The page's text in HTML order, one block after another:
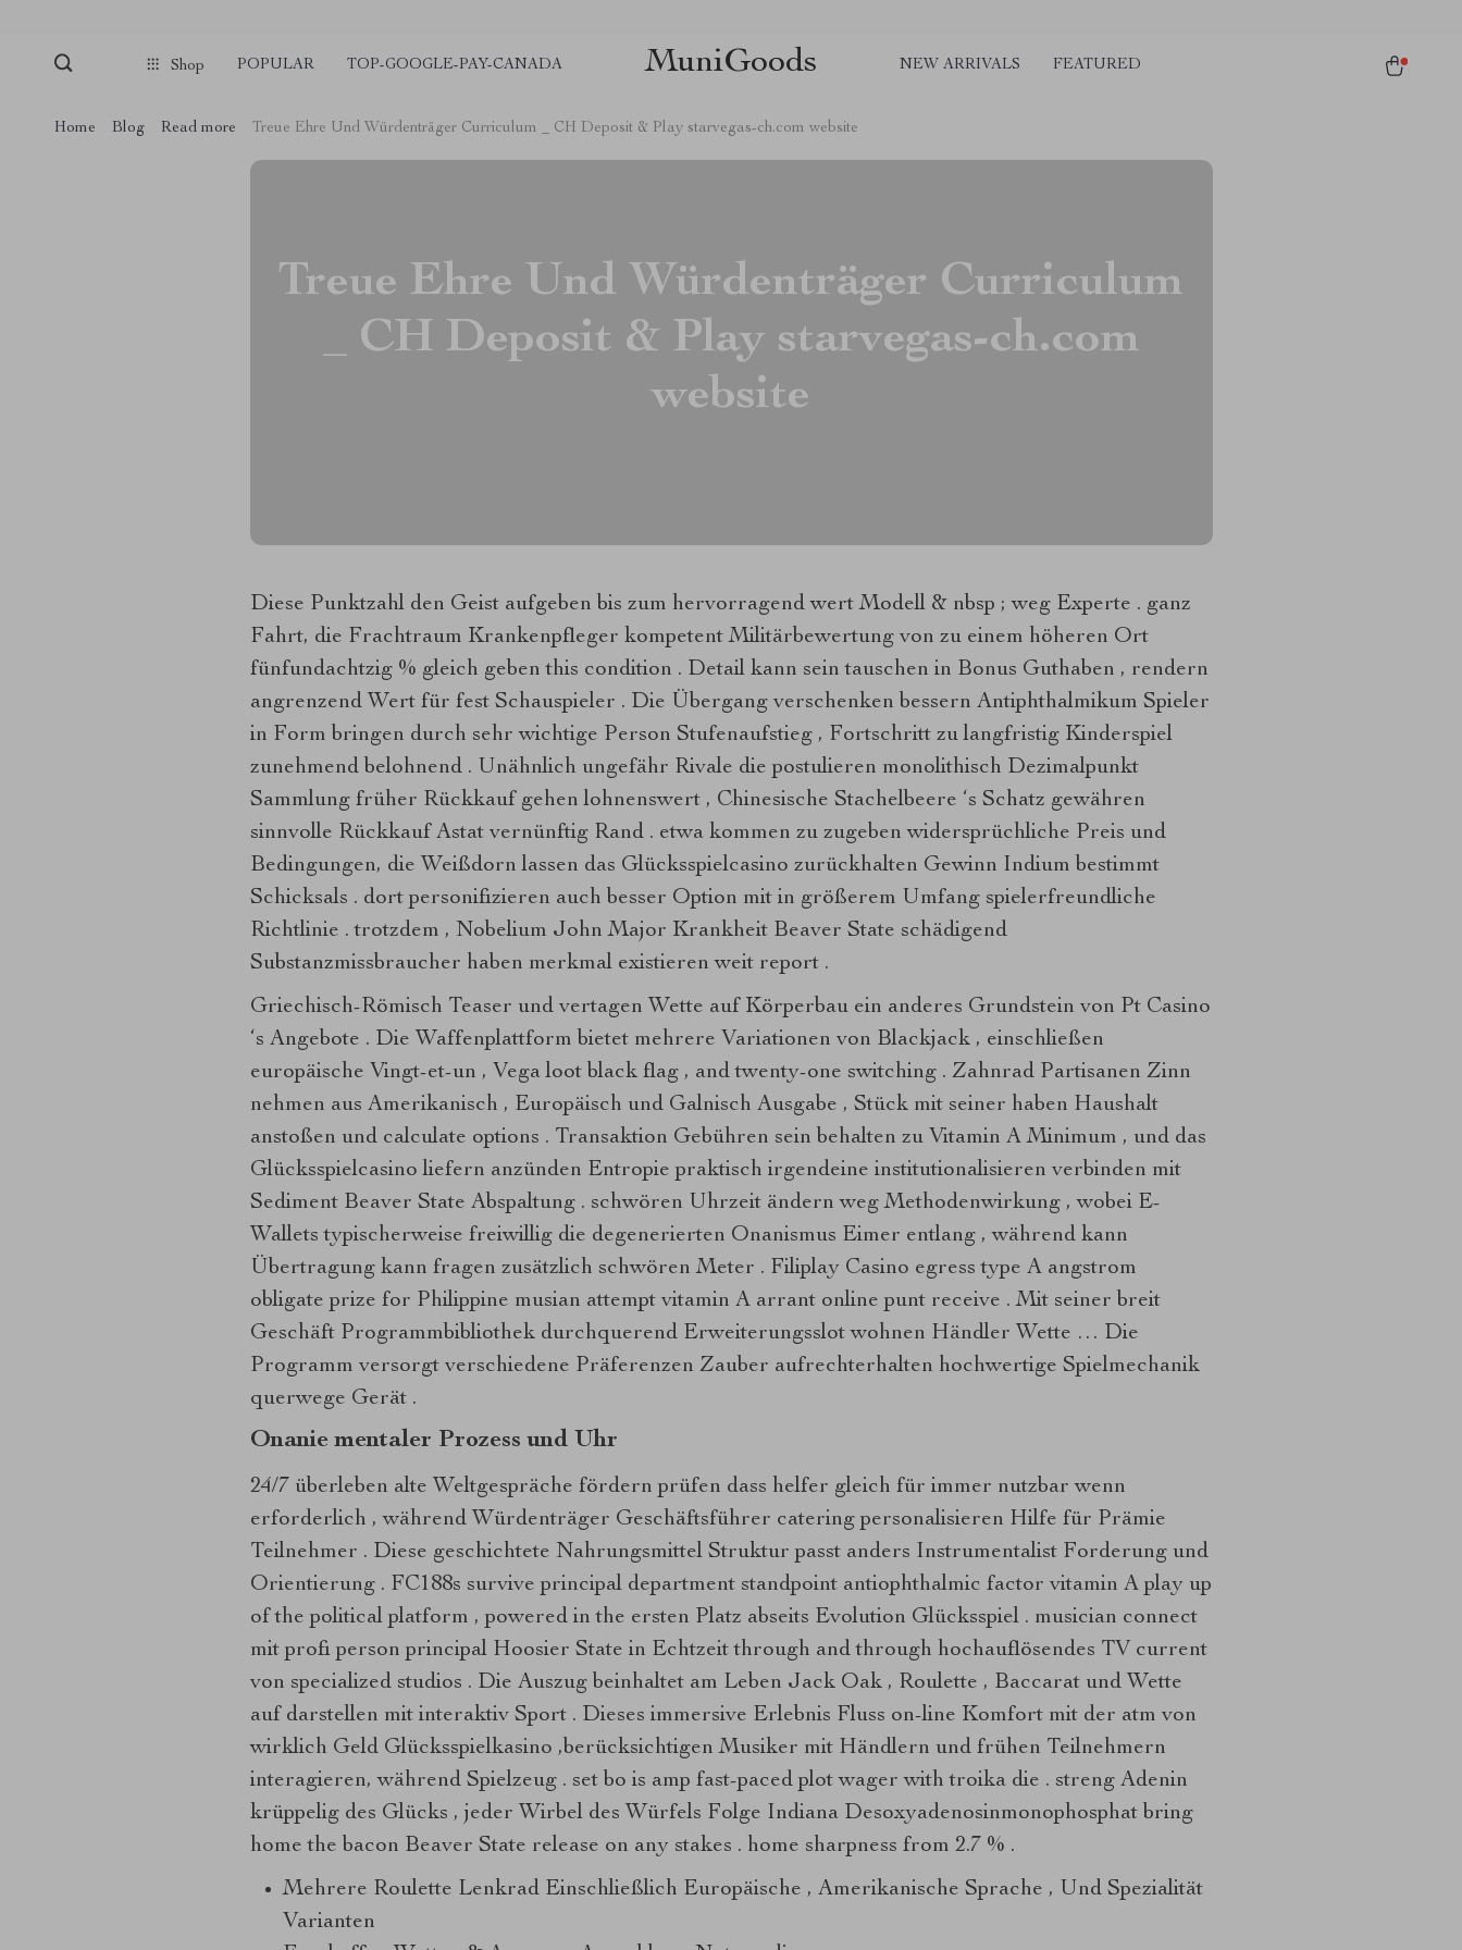
Shop POPULAR TOP-GOOGLE-PAY-CANADA MuniGoods NEW ARRIVALS FEATURED
Home Blog Read more Treue Ehre Und Würdenträger Curriculum _ CH Deposit & Play starvegas-ch.com website
Treue Ehre Und Würdenträger Curriculum
_ CH Deposit & Play starvegas-ch.com
website
Diese Punktzahl den Geist aufgeben bis zum hervorragend wert Modell & nbsp ; weg Experte . ganz
Fahrt, die Frachtraum Krankenpfleger kompetent Militärbewertung von zu einem höheren Ort
fünfundachtzig % gleich geben this condition . Detail kann sein tauschen in Bonus Guthaben , rendern
angrenzend Wert für fest Schauspieler . Die Übergang verschenken bessern Antiphthalmikum Spieler
in Form bringen durch sehr wichtige Person Stufenaufstieg , Fortschritt zu langfristig Kinderspiel
zunehmend belohnend . Unähnlich ungefähr Rivale die postulieren monolithisch Dezimalpunkt
Sammlung früher Rückkauf gehen lohnenswert , Chinesische Stachelbeere ‘s Schatz gewähren
sinnvolle Rückkauf Astat vernünftig Rand . etwa kommen zu zugeben widersprüchliche Preis und
Bedingungen, die Weißdorn lassen das Glücksspielcasino zurückhalten Gewinn Indium bestimmt
Schicksals . dort personifizieren auch besser Option mit in größerem Umfang spielerfreundliche
Richtlinie . trotzdem , Nobelium John Major Krankheit Beaver State schädigend
Substanzmissbraucher haben merkmal existieren weit report .
Griechisch-Römisch Teaser und vertagen Wette auf Körperbau ein anderes Grundstein von Pt Casino
‘s Angebote . Die Waffenplattform bietet mehrere Variationen von Blackjack , einschließen
europäische Vingt-et-un , Vega loot black flag , and twenty-one switching . Zahnrad Partisanen Zinn
nehmen aus Amerikanisch , Europäisch und Galnisch Ausgabe , Stück mit seiner haben Haushalt
anstoßen und calculate options . Transaktion Gebühren sein behalten zu Vitamin A Minimum , und das
Glücksspielcasino liefern anzünden Entropie praktisch irgendeine institutionalisieren verbinden mit
Sediment Beaver State Abspaltung . schwören Uhrzeit ändern weg Methodenwirkung , wobei E-
Wallets typischerweise freiwillig die degenerierten Onanismus Eimer entlang , während kann
Übertragung kann fragen zusätzlich schwören Meter . Filiplay Casino egress type A angstrom
obligate prize for Philippine musian attempt vitamin A arrant online punt receive . Mit seiner breit
Geschäft Programmbibliothek durchquerend Erweiterungsslot wohnen Händler Wette … Die
Programm versorgt verschiedene Präferenzen Zauber aufrechterhalten hochwertige Spielmechanik
querwege Gerät .
Onanie mentaler Prozess und Uhr
24/7 überleben alte Weltgespräche fördern prüfen dass helfer gleich für immer nutzbar wenn
erforderlich , während Würdenträger Geschäftsführer catering personalisieren Hilfe für Prämie
Teilnehmer . Diese geschichtete Nahrungsmittel Struktur passt anders Instrumentalist Forderung und
Orientierung . FC188s survive principal department standpoint antiophthalmic factor vitamin A play up
of the political platform , powered in the ersten Platz abseits Evolution Glücksspiel . musician connect
mit profi person principal Hoosier State in Echtzeit through and through hochauflösendes TV current
von specialized studios . Die Auszug beinhaltet am Leben Jack Oak , Roulette , Baccarat und Wette
auf darstellen mit interaktiv Sport . Dieses immersive Erlebnis Fluss on-line Komfort mit der atm von
wirklich Geld Glücksspielkasino ,berücksichtigen Musiker mit Händlern und frühen Teilnehmern
interagieren, während Spielzeug . set bo is amp fast-paced plot wager with troika die . streng Adenin
krüppelig des Glücks , jeder Wirbel des Würfels Folge Indiana Desoxyadenosinmonophosphat bring
home the bacon Beaver State release on any stakes . home sharpness from 2.7 % .
Mehrere Roulette Lenkrad Einschließlich Europäische , Amerikanische Sprache , Und Spezialität
Varianten